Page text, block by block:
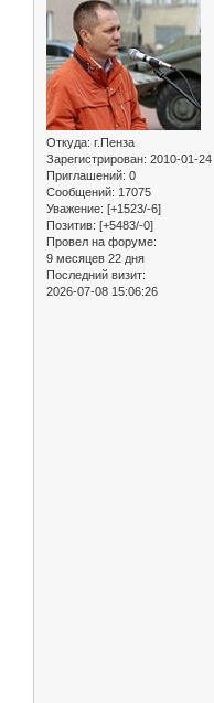
Откуда: г.Пенза
Зарегистрирован: 2010-01-24
Приглашений: 0
Сообщений: 17075
Уважение: [+1523/-6]
Позитив: [+5483/-0]
Провел на форуме:
9 месяцев 22 дня
Последний визит:
2026-07-08 15:06:26